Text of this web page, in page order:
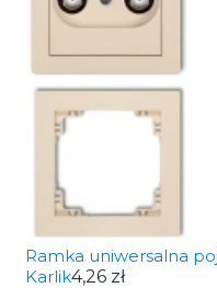
Ramka uniwersalna
Karlik4,26 zł